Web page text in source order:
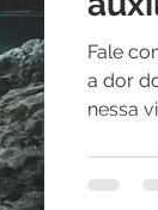
Fale
a dor
nessa